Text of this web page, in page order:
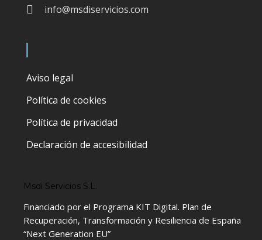
info@msdiservicios.com
Aviso legal
Política de cookies
Política de privacidad
Declaración de accesibilidad
Msdi Servicios S.L.
Financiado por el Programa KIT Digital. Plan de
Recuperación, Transformación y Resiliencia de España
“Next Generation EU”